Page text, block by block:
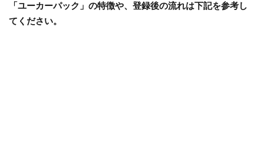
「ユーカーパック」の特徴や、登録後の流れは下記を参考し
てください。